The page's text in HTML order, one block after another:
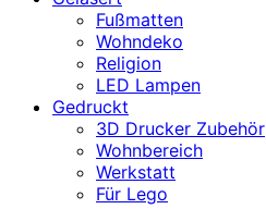
Fußmatten
Wohndeko
Religion
LED Lampen
Gedruckt
3D Drucker Zubehör
Wohnbereich
Werkstatt
Für Lego